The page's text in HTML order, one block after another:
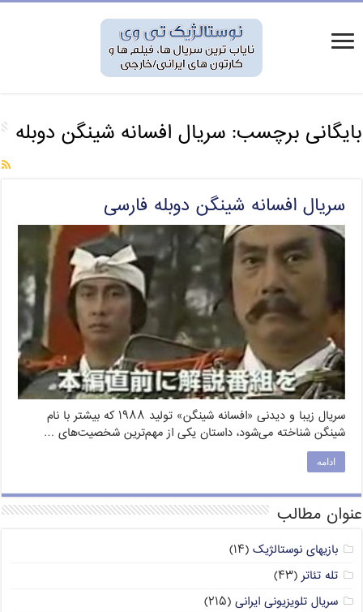
بایگانی برچسب:سریال افسانه شینگن دوبله
سریال افسانه شینگن دوبله فارسی
سریال زیبا و دیدنی «افسانه شینگن» تولید ۱۹۸۸ که بیشتر با نام
شینگن شناخته می‌شود، داستان یکی از مهم‌ترین شخصیت‌های …
ادامه
عنوان مطالب
بازیهای نوستالژیک (۱۴)
تله تئاتر (۴۳)
سریال تلویزیونی ایرانی (۲۱۵)